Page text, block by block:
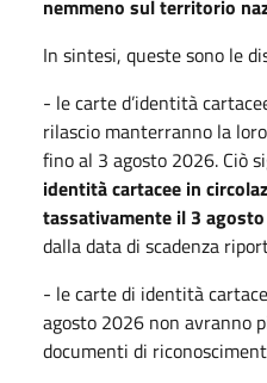
nemmeno sul territorio
In sintesi, queste sono le
- le carte d’identità
rilascio manterranno la
fino al 3 agosto 2026. Ciò
identità cartacee in
tassativamente il 3
dalla data di scadenza
- le carte di identità
agosto 2026 non avranno
documenti di